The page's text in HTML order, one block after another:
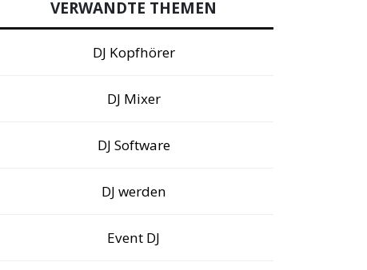
VERWANDTE THEMEN
DJ Kopfhörer
DJ Mixer
DJ Software
DJ werden
Event DJ